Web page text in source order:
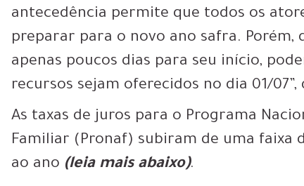
antecedência permite que todos os
preparar para o novo ano safra.
apenas poucos dias para seu início,
recursos sejam oferecidos no dia 01/07”,
As taxas de juros para o Programa
Familiar (Pronaf) subiram de uma faixa
ao ano (leia mais abaixo).